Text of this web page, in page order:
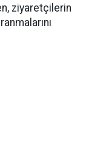
ziyaretçilerin